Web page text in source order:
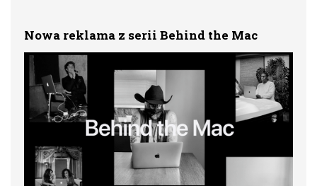
roku firma zrezygnowała ze słuchawek Beats, a w ich
miejsce pojawiły się AirPodsy.
Nowa reklama z serii Behind the Mac